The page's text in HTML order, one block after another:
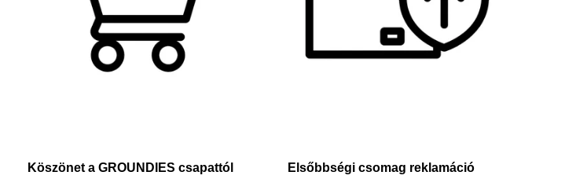
Köszönet a GROUNDIES csapattól Elsőbbségi csomag reklamáció